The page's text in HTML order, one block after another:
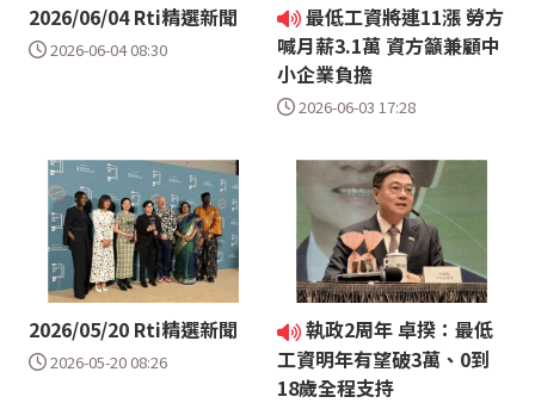
2026/06/04 Rti精選新聞
2026-06-04 08:30
最低工資將連11漲 勞方
喊月薪3.1萬 資方籲兼顧中
小企業負擔
2026-06-03 17:28
2026/05/20 Rti精選新聞
2026-05-20 08:26
執政2周年 卓揆：最低
工資明年有望破3萬、0到
18歲全程支持